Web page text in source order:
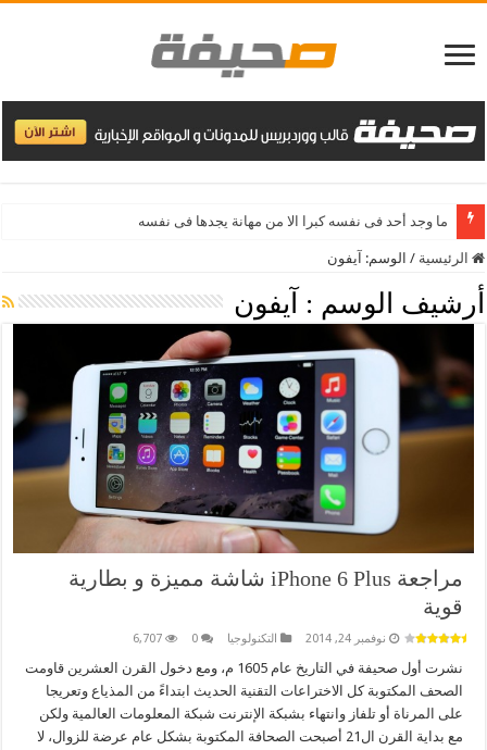
ما وجد أحد فى نفسه كبرا الا من مهانة يجدها فى نفسه
الرئيسية / الوسم: آيفون
أرشيف الوسم : آيفون
مراجعة iPhone 6 Plus شاشة مميزة و بطارية
قوية
نوفمبر 24, 2014 التكنولوجيا 0
6,707
نشرت أول صحيفة في التاريخ عام 1605 م، ومع دخول القرن العشرين قاومت
الصحف المكتوبة كل الاختراعات التقنية الحديث ابتداءً من المذياع وتعريجا
على المرناة أو تلفاز وانتهاء بشبكة الإنترنت شبكة المعلومات العالمية ولكن
مع بداية القرن ال21 أصبحت الصحافة المكتوبة بشكل عام عرضة للزوال، لا